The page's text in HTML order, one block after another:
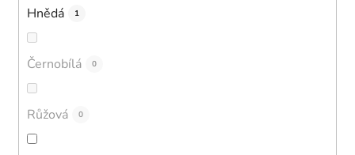
Hnědá 1
Černobílá 0
Růžová 0